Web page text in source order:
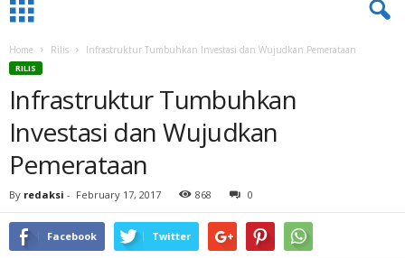
Home Rilis Infrastruktur Tumbuhkan Investasi dan Wujudkan Pemerataan
RILIS
Infrastruktur Tumbuhkan
Investasi dan Wujudkan
Pemerataan
By redaksi - February 17, 2017 868 0
Facebook Twitter